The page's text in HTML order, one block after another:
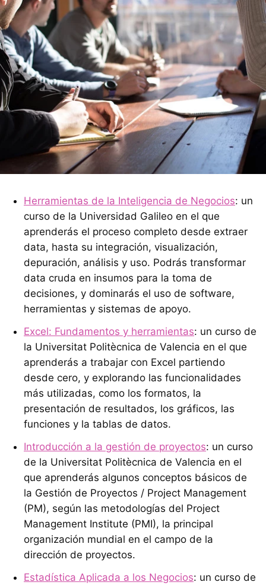
Herramientas de la Inteligencia de Negocios: un
curso de la Universidad Galileo en el que
aprenderás el proceso completo desde extraer
data, hasta su integración, visualización,
depuración, análisis y uso. Podrás transformar
data cruda en insumos para la toma de
decisiones, y dominarás el uso de software,
herramientas y sistemas de apoyo.
Excel: Fundamentos y herramientas: un curso de
la Universitat Politècnica de Valencia en el que
aprenderás a trabajar con Excel partiendo
desde cero, y explorando las funcionalidades
más utilizadas, como los formatos, la
presentación de resultados, los gráficos, las
funciones y la tablas de datos.
Introducción a la gestión de proyectos: un curso
de la Universitat Politècnica de Valencia en el
que aprenderás algunos conceptos básicos de
la Gestión de Proyectos / Project Management
(PM), según las metodologías del Project
Management Institute (PMI), la principal
organización mundial en el campo de la
dirección de proyectos.
Estadística Aplicada a los Negocios: un curso de